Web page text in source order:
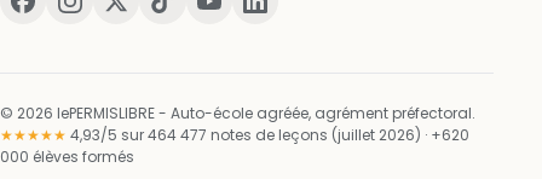
© 2026 lePERMISLIBRE - Auto-école agréée, agrément préfectoral.
★★★★★ 4,93/5 sur 464 477 notes de leçons (juillet 2026) · +620
000 élèves formés